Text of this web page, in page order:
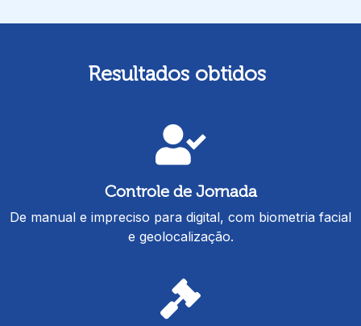
Resultados obtidos
Controle de Jornada
De manual e impreciso para digital, com biometria facial
e geolocalização.